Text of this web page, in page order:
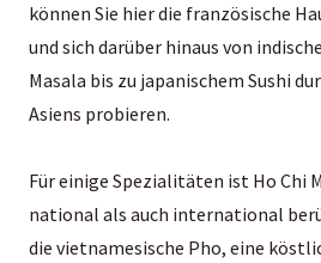
können Sie hier die französische
und sich darüber hinaus von
Masala bis zu japanischem Sushi
Asiens probieren.
Für einige Spezialitäten ist Ho Chi
national als auch international
die vietnamesische Pho, eine